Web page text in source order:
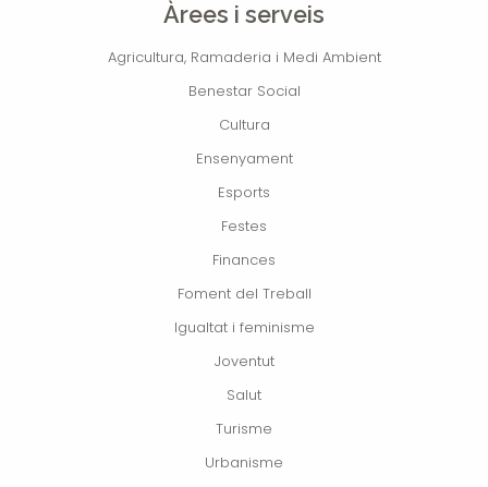
Àrees i serveis
Agricultura, Ramaderia i Medi Ambient
Benestar Social
Cultura
Ensenyament
Esports
Festes
Finances
Foment del Treball
Igualtat i feminisme
Joventut
Salut
Turisme
Urbanisme